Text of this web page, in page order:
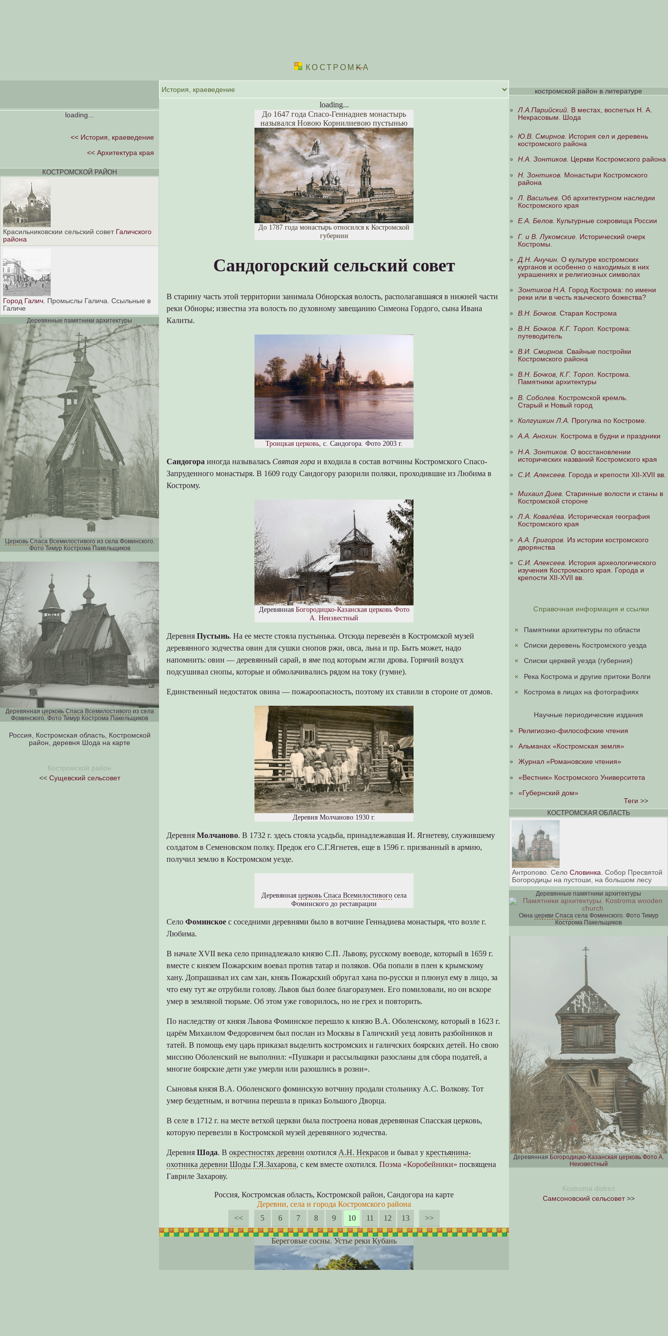
КОСТРОМKА
loading...
До 1647 года Спасо-Геннадиев монастырь
назывался Новою Корнилиевою пустынью
До 1787 года монастырь относился к Костромской
губернии
Сандогорский сельский совет
В старину часть этой территории занимала Обнорская волость, располагавшаяся в нижней части
реки Обноры; известна эта волость по духовному завещанию Симеона Гордого, сына Ивана
Калиты.
Троицкая церковь , с. Сандогора. Фото 2003 г.
Сандогора иногда называлась Святая гора и входила в состав вотчины Костромского Спасо-
Запруденного монастыря. В 1609 году Сандогору разорили поляки, проходившие из Любима в
Кострому.
Деревянная Богородицко-Казанская церковь Фото
А. Неизвестный
ДеревняПустынь. На ее месте стояла пустынька. Отсюда перевезён в Костромской музей
деревянного зодчества овин для сушки снопов ржи, овса, льна и пр. Быть может, надо
напомнить: овин — деревянный сарай, в яме под которым жгли дрова. Горячий воздух
подсушивал снопы, которые и обмолачивались рядом на току (гумне).
Единственный недостаток овина — пожароопасность, поэтому их ставили в стороне от домов.
Деревня Молчаново 1930 г.
ДеревняМолчаново. В 1732 г. здесь стояла усадьба, принадлежавшая И. Ягнетеву, служившему
солдатом в Семеновском полку. Предок его С.Г.Ягнетев, еще в 1596 г. призванный в армию,
получил землю в Костромском уезде.
Деревянная церковь Спаса Всемилостивого села
Фоминского до реставрации
СелоФоминское с соседними деревнями было в вотчине Геннадиева монастыря, что возле г.
Любима.
В начале XVII века село принадлежало князю С.П. Львову, русскому воеводе, который в 1659 г.
вместе с князем Пожарским воевал против татар и поляков. Оба попали в плен к крымскому
хану. Допрашивал их сам хан, князь Пожарский обругал хана по-русски и плюнул ему в лицо, за
что ему тут же отрубили голову. Львов был более благоразумен. Его помиловали, но он вскоре
умер в земляной тюрьме. Об этом уже говорилось, но не грех и повторить.
По наследству от князя Львова Фоминское перешло к князю В.А. Оболенскому, который в 1623 г.
царём Михаилом Федоровичем был послан из Москвы в Галичский уезд ловить разбойников и
татей. В помощь ему царь приказал выделить костромских и галичских боярских детей. Но свою
миссию Оболенский не выполнил: «Пушкари и рассыльщики разосланы для сбора податей, а
многие боярские дети уже умерли или разошлись в розни».
Сыновья князя В.А. Оболенского фоминскую вотчину продали стольнику А.С. Волкову. Тот
умер бездетным, и вотчина перешла в приказ Большого Дворца.
В селе в 1712 г. на месте ветхой церкви была построена новая деревянная Спасская церковь,
которую перевезли в Костромской музей деревянного зодчества.
ДеревняШода. Вокрестностях деревни охотился А.Н. Некрасов и бывал укрестьянина-
охотника деревни Шоды Г.Я.Захарова, с кем вместе охотился.Поэма «Коробейники» посвящена
Гавриле Захарову.
Россия, Костромская область, Костромской район, Сандогора на карте
Деревни, села и города Костромского района
<<
5 6 7 8 9 10 11 12 13 >>
Береговые сосны. Устье реки Кубань
loading...
<< История, краеведение
<< Архитектура края
КОСТРОМСКОЙ РАЙОН
Красильниковскии сельский совет Галичского
района
Город Галич . Промыслы Галича. Ссыльные в
Галиче
Деревянные памятники архитектуры
Церковь Спаса Всемилостивого из села Фоминского.
Фото Тимур Кострома Пакельщиков
Деревянная церковь Спаса Всемилостивого из села
Фоминского. Фото Тимур Кострома Пакельщиков
Россия, Костромская область, Костромской
район, деревня Шода на карте
Костромской район
<< Сущевский сельсовет
костромской район в литературе
Л.А.Парийский.
В местах, воспетых Н. А.
Некрасовым. Шода
Ю.В. Смирнов. История сел и деревень
костромского района
Н.А. Зонтиков. Церкви Костромского района
Н. Зонтиков. Монастыри Костромского
района
Л. Васильев. Об архитектурном наследии
Костромского края
Е.А. Белов. Культурные сокровища России
Г. и В. Лукомские. Исторический очерк
Костромы.
Д.Н. Анучин. О культуре костромских
курганов и особенно о находимых в них
украшениях и религиозных символах
Зонтиков Н.А. Город Кострома: по имени
реки или в честь языческого божества?
В.Н. Бочков. Старая Кострома
В.Н. Бочков. К.Г. Тороп.
Кострома:
путеводитель
В.И. Смирнов. Свайные постройки
Костромского района
В.Н. Бочков, К.Г. Тороп. Кострома.
Памятники архитектуры
В. Соболев.
Костромской кремль.
Старый и Новый город
Колгушкин Л.А. Прогулка по Костроме.
А.А. Анохин. Кострома в будни и праздники
Н.А. Зонтиков. О восстановлении
исторических названий Костромского края
С.И. Алексеев. Города и крепости XII-XVII вв.
Михаил Диев. Старинные волости и станы в
Костромской стороне
Л.А. Ковалёва. Историческая география
Костромского края
А.А. Григоров.
Из истории костромского
дворянства
С.И. Алексеев. История археологического
изучения Костромского края. Города и
крепости XII-XVII вв.
Справочная информация и ссылки
Памятники архитектуры по области
Списки деревень Костромского уезда
Списки церквей уезда (губерния)
Река Кострома и другие притоки Волги
Кострома в лицах на фотографиях
Научные периодические издания
Религиозно-философские чтения
Альманах «Костромская земля»
Журнал «Романовские чтения»
«Вестник» Костромского Университета
«Губернский дом»
Теги >>
КОСТРОМСКАЯ ОБЛАСТЬ
Антропово. Село Словинка. Собор Пресвятой
Богородицы на пустоши, на большом лесу
Деревянные памятники архитектуры
Окна церкви Спасасела Фоминского. Фото Тимур
Кострома Пакельщиков
Деревянная Богородицко-Казанская церковь Фото А.
Неизвестный
Kostroma district
Самсоновский сельсовет>>